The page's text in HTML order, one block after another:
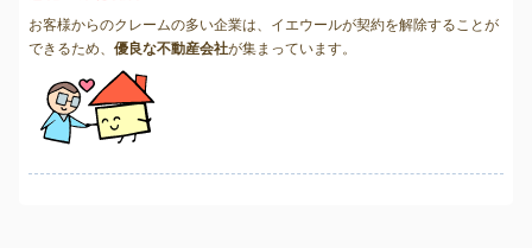
お客様からのクレームの多い企業は、イエウールが契約を解除することが
できるため、 優良な不動産会社が集まっています。